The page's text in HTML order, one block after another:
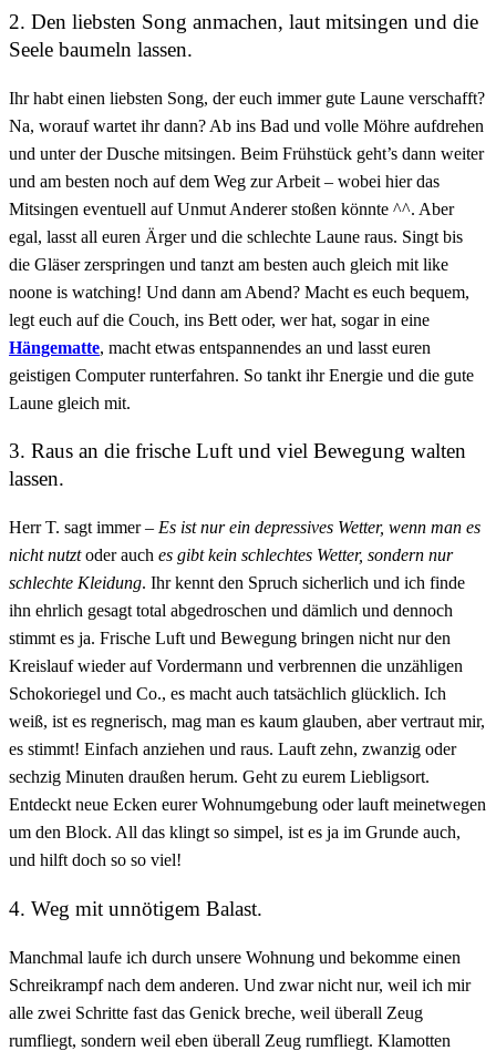
2. Den liebsten Song anmachen, laut mitsingen und die
Seele baumeln lassen.
Ihr habt einen liebsten Song, der euch immer gute Laune verschafft?
Na, worauf wartet ihr dann? Ab ins Bad und volle Möhre aufdrehen
und unter der Dusche mitsingen. Beim Frühstück geht’s dann weiter
und am besten noch auf dem Weg zur Arbeit – wobei hier das
Mitsingen eventuell auf Unmut Anderer stoßen könnte ^^. Aber
egal, lasst all euren Ärger und die schlechte Laune raus. Singt bis
die Gläser zerspringen und tanzt am besten auch gleich mit like
noone is watching! Und dann am Abend? Macht es euch bequem,
legt euch auf die Couch, ins Bett oder, wer hat, sogar in eine
Hängematte, macht etwas entspannendes an und lasst euren
geistigen Computer runterfahren. So tankt ihr Energie und die gute
Laune gleich mit.
3. Raus an die frische Luft und viel Bewegung walten
lassen.
Herr T. sagt immer – Es ist nur ein depressives Wetter, wenn man es
nicht nutztoder auch es gibt kein schlechtes Wetter, sondern nur
schlechte Kleidung. Ihr kennt den Spruch sicherlich und ich finde
ihn ehrlich gesagt total abgedroschen und dämlich und dennoch
stimmt es ja. Frische Luft und Bewegung bringen nicht nur den
Kreislauf wieder auf Vordermann und verbrennen die unzähligen
Schokoriegel und Co., es macht auch tatsächlich glücklich. Ich
weiß, ist es regnerisch, mag man es kaum glauben, aber vertraut mir,
es stimmt! Einfach anziehen und raus. Lauft zehn, zwanzig oder
sechzig Minuten draußen herum. Geht zu eurem Liebligsort.
Entdeckt neue Ecken eurer Wohnumgebung oder lauft meinetwegen
um den Block. All das klingt so simpel, ist es ja im Grunde auch,
und hilft doch so so viel!
4. Weg mit unnötigem Balast.
Manchmal laufe ich durch unsere Wohnung und bekomme einen
Schreikrampf nach dem anderen. Und zwar nicht nur, weil ich mir
alle zwei Schritte fast das Genick breche, weil überall Zeug
rumfliegt, sondern weil eben überall Zeug rumfliegt. Klamotten